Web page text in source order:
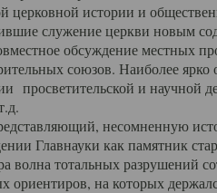
истории и
служение церкви новым
обсуждение местных
союзов. Наиболее
просветительской и научной
несомненную
Главнауки как памятник
тотальных разрушений
на которых